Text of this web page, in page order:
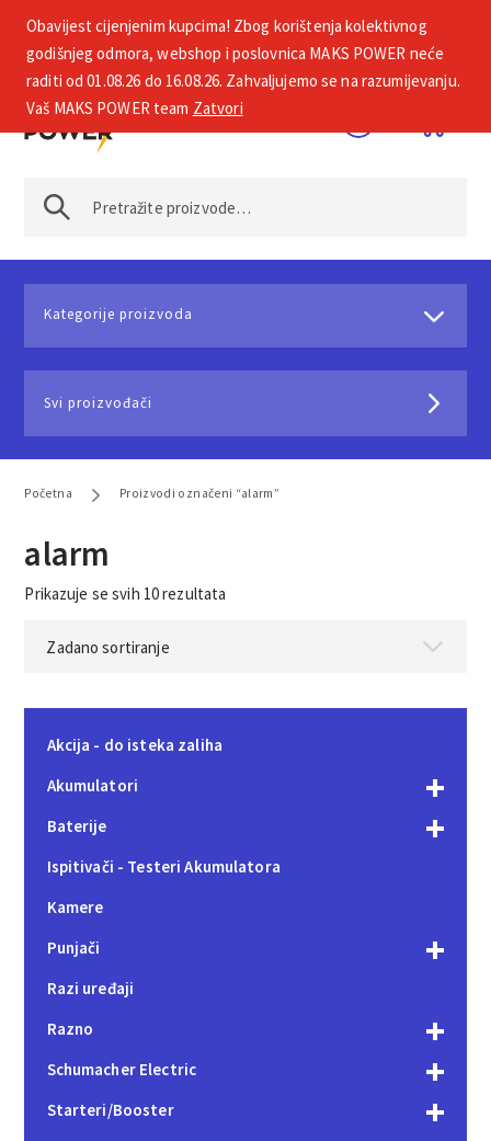
+385 1 2002 575
Kategorije proizvoda
Svi proizvođači
Početna Proizvodi označeni “alarm”
alarm
Prikazuje se svih 10 rezultata
Akcija - do isteka zaliha
Akumulatori
Baterije
Ispitivači - Testeri Akumulatora
Kamere
Punjači
Razi uređaji
Razno
Schumacher Electric
Starteri/Booster
Obavijest cijenjenim kupcima! Zbog korištenja kolektivnog
godišnjeg odmora, webshop i poslovnica MAKS POWER neće
raditi od 01.08.26 do 16.08.26. Zahvaljujemo se na razumijevanju.
Vaš MAKS POWER team Zatvori